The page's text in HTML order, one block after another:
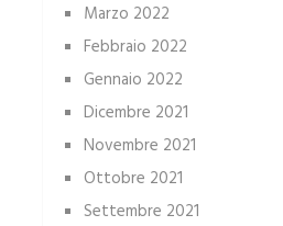
Marzo 2022
Febbraio 2022
Gennaio 2022
Dicembre 2021
Novembre 2021
Ottobre 2021
Settembre 2021